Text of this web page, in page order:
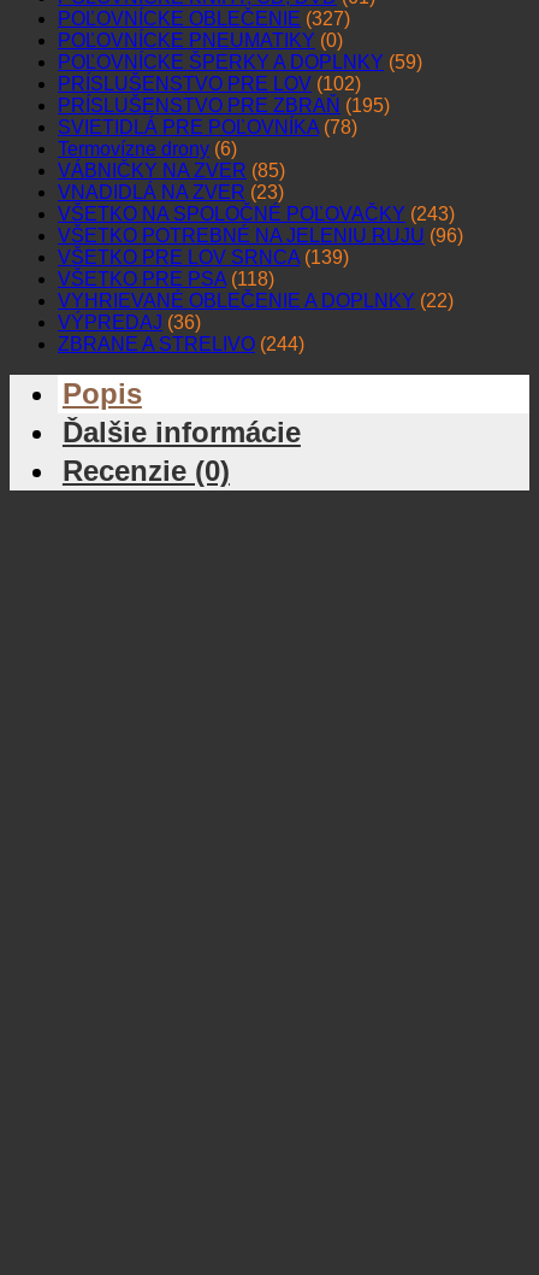
POĽOVNÍCKE OBLEČENIE (327)
POĽOVNÍCKE PNEUMATIKY (0)
POĽOVNÍCKE ŠPERKY A DOPLNKY (59)
PRÍSLUŠENSTVO PRE LOV (102)
PRÍSLUŠENSTVO PRE ZBRAŇ (195)
SVIETIDLÁ PRE POĽOVNÍKA (78)
Termovízne drony (6)
VÁBNIČKY NA ZVER (85)
VNADIDLÁ NA ZVER (23)
VŠETKO NA SPOLOČNÉ POĽOVAČKY (243)
VŠETKO POTREBNÉ NA JELENIU RUJU (96)
VŠETKO PRE LOV SRNCA (139)
VŠETKO PRE PSA (118)
VYHRIEVANÉ OBLEČENIE A DOPLNKY (22)
VÝPREDAJ (36)
ZBRANE A STRELIVO (244)
Popis
Ďalšie informácie
Recenzie (0)